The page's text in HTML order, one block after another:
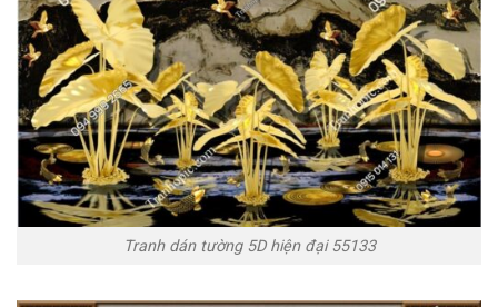
Tranh dán tường 5D hiện đại 55133